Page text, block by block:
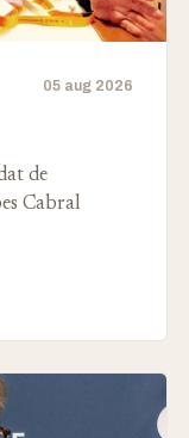
05 aug 2026
de
Cabral